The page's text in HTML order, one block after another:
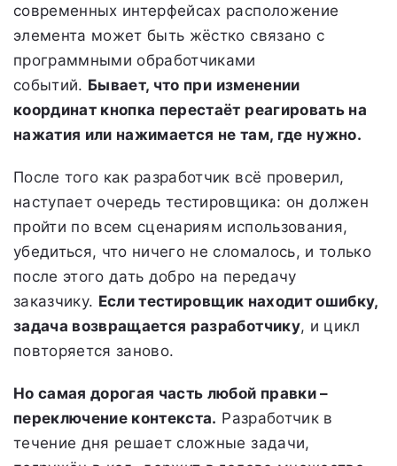
современных интерфейсах расположение
элемента может быть жёстко связано с
программными обработчиками
событий. Бывает, что при изменении
координат кнопка перестаёт реагировать на
нажатия или нажимается не там, где нужно.
После того как разработчик всё проверил,
наступает очередь тестировщика: он должен
пройти по всем сценариям использования,
убедиться, что ничего не сломалось, и только
после этого дать добро на передачу
заказчику. Если тестировщик находит ошибку,
задача возвращается разработчику, и цикл
повторяется заново.
Но самая дорогая часть любой правки –
переключение контекста. Разработчик в
течение дня решает сложные задачи,